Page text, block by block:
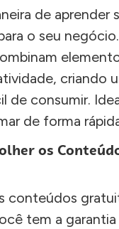
de aprender
o seu
criando
de consumir.
de forma
os
conteúdos
tem a